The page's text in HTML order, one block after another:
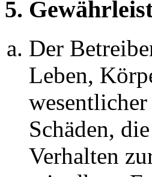
5.
Der
Leben,
Schäden,
Verhalten